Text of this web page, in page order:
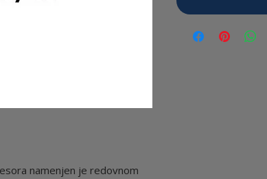
namenjen je redovnom